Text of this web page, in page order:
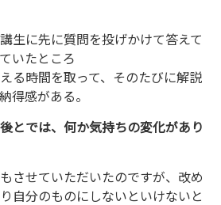
生に先に質問を投げかけて答えて
いたところ
る時間を取って、そのたびに解説
得感がある。
とでは、何か気持ちの変化があり
させていただいたのですが、改め
自分のものにしないといけないと